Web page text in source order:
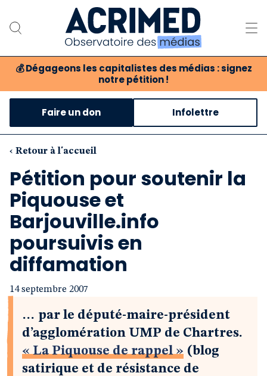
💰 Dégageons les capitalistes des médias : signez
notre pétition !
Notre association
Notre critique des médias
Nos propositions
Notre revue
Boutique
Faire un don Infolettre
‹ Retour à l'accueil
Pétition pour soutenir la
Piquouse et
Barjouville.info
poursuivis en
diffamation
14 septembre 2007
… par le député-maire-président
d’agglomération UMP de Chartres.
« La Piquouse de rappel » (blog
satirique et de résistance de